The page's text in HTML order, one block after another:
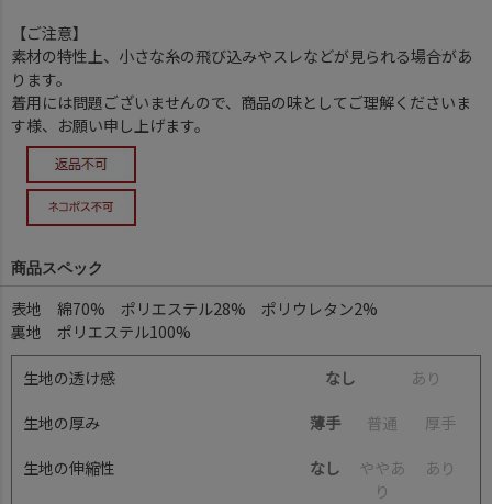
【ご注意】
素材の特性上、小さな糸の飛び込みやスレなどが見られる場合があ
ります。
着用には問題ございませんので、商品の味としてご理解くださいま
す様、お願い申し上げます。
商品スペック
表地 綿70% ポリエステル28% ポリウレタン2%
裏地 ポリエステル100%
生地の透け感 なし あ り
生地の厚み 薄手 普通 厚手
生地の伸縮性 なし ややあ
り
あ り